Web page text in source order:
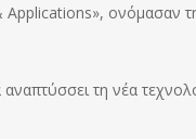
Applications», ονόμασαν
αναπτύσσει τη νέα